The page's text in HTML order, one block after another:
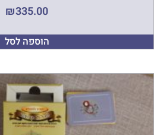
₪335.00
הוספה לסל